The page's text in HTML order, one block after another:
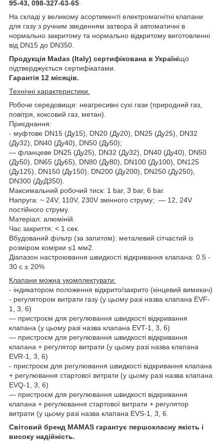
95-43, 098-327-63-65
На складі у великому асортименті електромагнітні клапани
для газу з ручним зведенням затвора й автоматичні в
нормально закритому та нормально відкритому виготовленні
від DN15 до DN350.
Продукція Madas (Italy) сертифікована в Україніщо
підтверджується сертифікатами.
Гарантія 12 місяців.
Технічні характеристики.
Робоче середовище: неагресивні сухі гази (природний газ,
повітря, коксовий газ, метан).
Приєднання:
- муфтове DN15 (Ду15), DN20 (Ду20), DN25 (Ду25), DN32
(Ду32), DN40 (Ду40), DN50 (Ду50);
— фланцеве DN25 (Ду25), DN32 (Ду32), DN40 (Ду40), DN50
(Ду50), DN65 (Ду65), DN80 (Ду80), DN100 (Ду100), DN125
(Ду125), DN150 (Ду150), DN200 (Ду200), DN250 (Ду250),
DN300 (ДуД350).
Максимальний робочий тиск: 1 bar, 3 bar, 6 bar.
Напруга: ~ 24V, 110V, 230V змінного струму; — 12, 24V
постійного струму.
Матеріал: алюміній.
Час закриття: < 1 сек.
Вбудований фільтр (за запитом): металевий сітчастий із
розміром комірки ≤1 мм2.
Діапазон настроювання швидкості відкривання клапана: 0.5 -
30 с ± 20%
Клапани можна укомплектувати:
- індикатором положення відкрито/закрито (кінцевий вимикач)
- регулятором витрати газу (у цьому разі назва клапана EVF-
1, 3, 6)
— пристроєм для регулювання швидкості відкривання
клапана (у цьому разі назва клапана EVT-1, 3, 6)
— пристроєм для регулювання швидкості відкривання
клапана + регулятор витрати (у цьому разі назва клапана
EVR-1, 3, 6)
- пристроєм для регулювання швидкості відкривання клапана
+ регулювання стартової витрати (у цьому разі назва клапана
EVQ-1, 3, 6)
— пристроєм для регулювання швидкості відкривання
клапана + регулювання стартової витрати + регулятор
витрати (у цьому разі назва клапана EVS-1, 3, 6.
Світовий бренд MAMAS гарантує першокласну якість і
високу надійність.